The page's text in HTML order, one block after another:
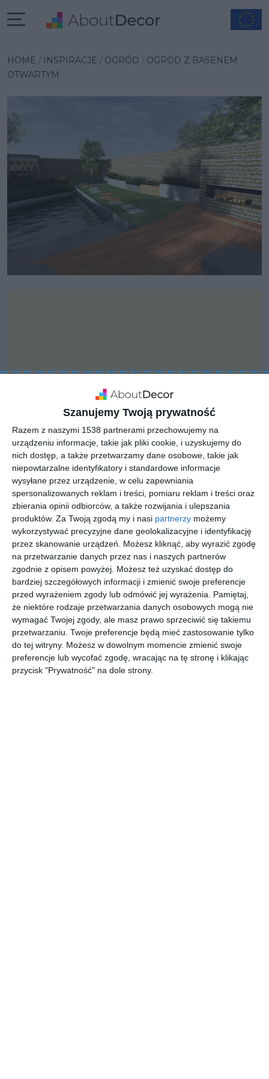
Szanujemy Twoją prywatność
Razem z naszymi 1538 partnerami przechowujemy na
urządzeniu informacje, takie jak pliki cookie, i uzyskujemy do
nich dostęp, a także przetwarzamy dane osobowe, takie jak
niepowtarzalne identyfikatory i standardowe informacje
wysyłane przez urządzenie, w celu zapewniania
spersonalizowanych reklam i treści, pomiaru reklam i treści oraz
zbierania opinii odbiorców, a także rozwijania i ulepszania
produktów. Za Twoją zgodą my i nasi partnerzy możemy
wykorzystywać precyzyjne dane geolokalizacyjne i identyfikację
przez skanowanie urządzeń. Możesz kliknąć, aby wyrazić zgodę
na przetwarzanie danych przez nas i naszych partnerów
zgodnie z opisem powyżej. Możesz też uzyskać dostęp do
bardziej szczegółowych informacji i zmienić swoje preferencje
przed wyrażeniem zgody lub odmówić jej wyrażenia.
Pamiętaj,
że niektóre rodzaje przetwarzania danych osobowych mogą nie
wymagać Twojej zgody, ale masz prawo sprzeciwić się takiemu
przetwarzaniu. Twoje preferencje będą mieć zastosowanie tylko
do tej witryny. Możesz w dowolnym momencie zmienić swoje
preferencje lub wycofać zgodę, wracając na tę stronę i klikając
przycisk "Prywatność" na dole strony.
HOME INSPIRACJE OGRÓD
OGRÓD Z BASENEM
OTWARTYM
INSPIRACJA
Ogród z basenem
otwartym
Ogród z basenem otwartym oraz kominkiem.
AUTOR: DESIGNoff
DODAJ DO ULUBIONYCH
UDOSTĘPNIJ
Pozostałe zdjęcia w projekcie:
Projekt domu z ogrodem i
basenem